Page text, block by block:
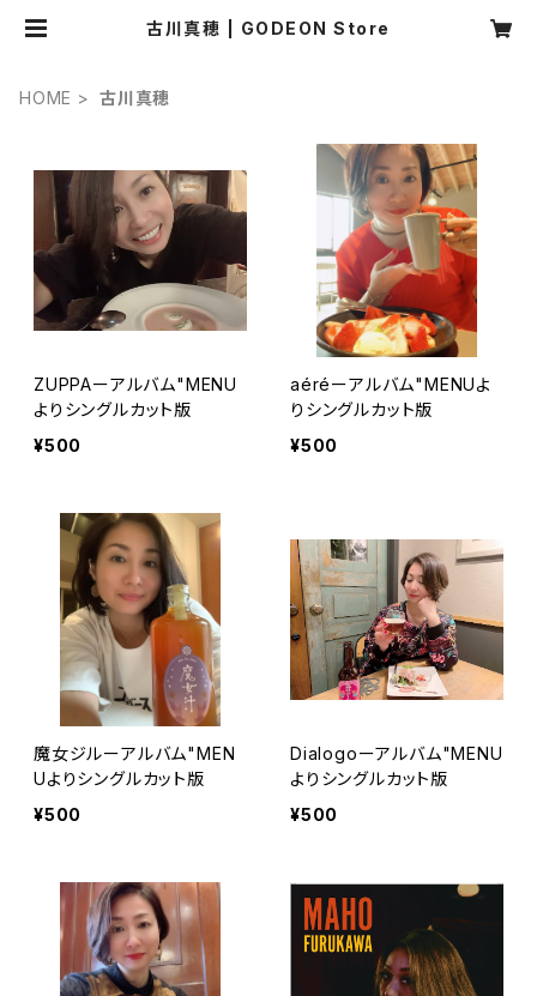
古川真穂 | GODEON Store
HOME 古川真穂
ZUPPAーアルバム"MENU
よりシングルカット版
¥500
aéréーアルバム"MENUよ
りシングルカット版
¥500
魔女ジルーアルバム"MEN
Uよりシングルカット版
¥500
Dialogoーアルバム"MENU
よりシングルカット版
¥500